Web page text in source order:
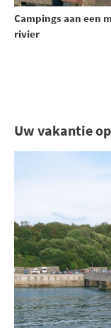
Campings aan een
rivier
Uw vakantie